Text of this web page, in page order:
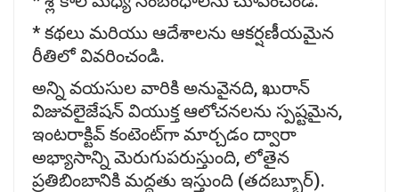
* కథలు మరియు ఆదేశాలను ఆకర్షణీయమైన
రీతిలో వివరించండి.
అన్ని వయసుల వారికి అనువైనది, ఖురాన్
విజువలైజేషన్ వియుక్త ఆలోచనలను స్పష్టమైన,
ఇంటరాక్టివ్ కంటెంట్‌గా మార్చడం ద్వారా
అభ్యాసాన్ని మెరుగుపరుస్తుంది, లోతైన
ప్రతిబింబానికి మద్దతు ఇస్తుంది (తదబ్బూర్).